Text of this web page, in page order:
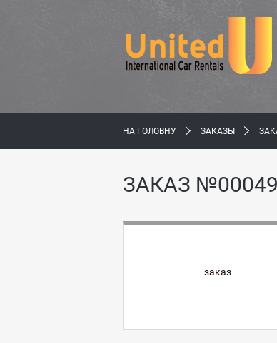
НА ГОЛОВНУ ЗАКАЗЫ
ЗАКАЗ
заказ